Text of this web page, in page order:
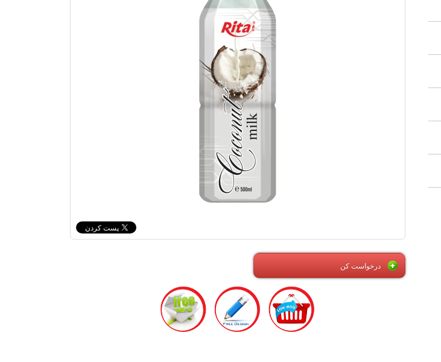
درخواست کن